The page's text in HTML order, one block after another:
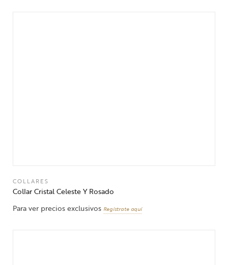
COLLARES
Collar Cristal Celeste Y Rosado
Para ver precios exclusivos Regístrate aquí